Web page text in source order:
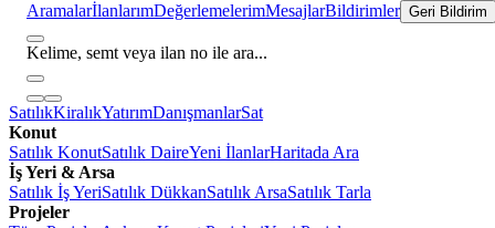
AramalarİlanlarımDeğerlemelerimMesajlarBildirimler Geri Bildirim
Kelime, semt veya ilan no ile ara...
SatılıkKiralıkYatırımDanışmanlarSat
Konut
Satılık KonutSatılık DaireYeni İlanlarHaritada Ara
İş Yeri & Arsa
Satılık İş YeriSatılık DükkanSatılık ArsaSatılık Tarla
Projeler